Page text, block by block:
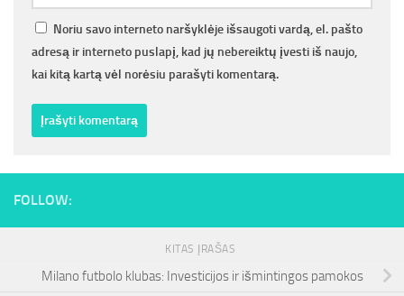
Noriu savo interneto naršyklėje išsaugoti vardą, el. pašto
adresą ir interneto puslapį, kad jų nebereiktų įvesti iš naujo,
kai kitą kartą vėl norėsiu parašyti komentarą.
FOLLOW:
KITAS ĮRAŠAS
Milano futbolo klubas: Investicijos ir išmintingos pamokos